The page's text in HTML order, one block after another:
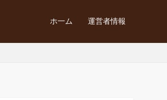
ホ一ム 運営者情報